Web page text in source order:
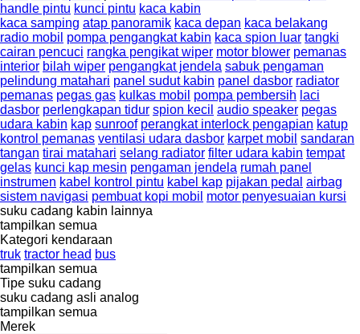
handle pintu kunci pintu kaca kabin
kaca samping atap panoramik kaca depan kaca belakang
radio mobil pompa pengangkat kabin kaca spion luar tangki
cairan pencuci rangka pengikat wiper motor blower pemanas
interior bilah wiper pengangkat jendela sabuk pengaman
pelindung matahari panel sudut kabin panel dasbor radiator
pemanas pegas gas kulkas mobil pompa pembersih laci
dasbor perlengkapan tidur spion kecil audio speaker pegas
udara kabin kap sunroof perangkat interlock pengapian katup
kontrol pemanas ventilasi udara dasbor karpet mobil sandaran
tangan tirai matahari selang radiator filter udara kabin tempat
gelas kunci kap mesin pengaman jendela rumah panel
instrumen kabel kontrol pintu kabel kap pijakan pedal airbag
sistem navigasi pembuat kopi mobil motor penyesuaian kursi
suku cadang kabin lainnya
tampilkan semua
Kategori kendaraan
truk tractor head bus
tampilkan semua
Tipe suku cadang
suku cadang asli analog
tampilkan semua
Merek